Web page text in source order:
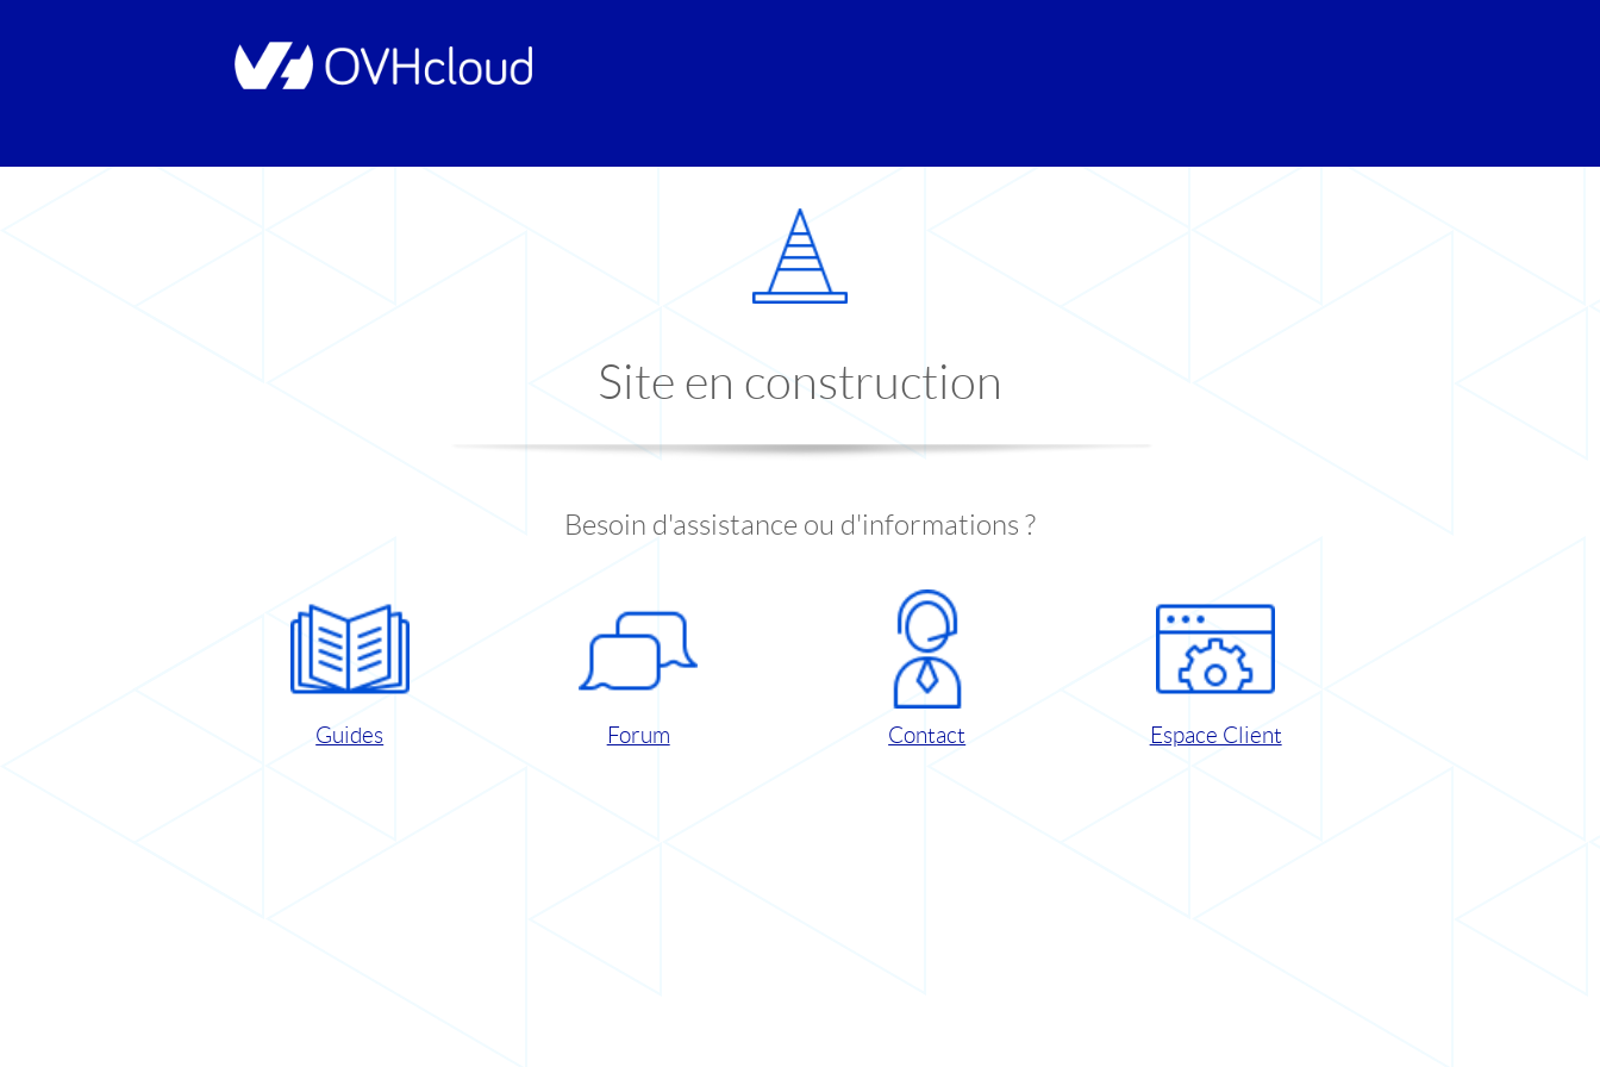
Site en construction
Besoin d'assistance ou d'informations ?
Guides Forum Contact Espace Client